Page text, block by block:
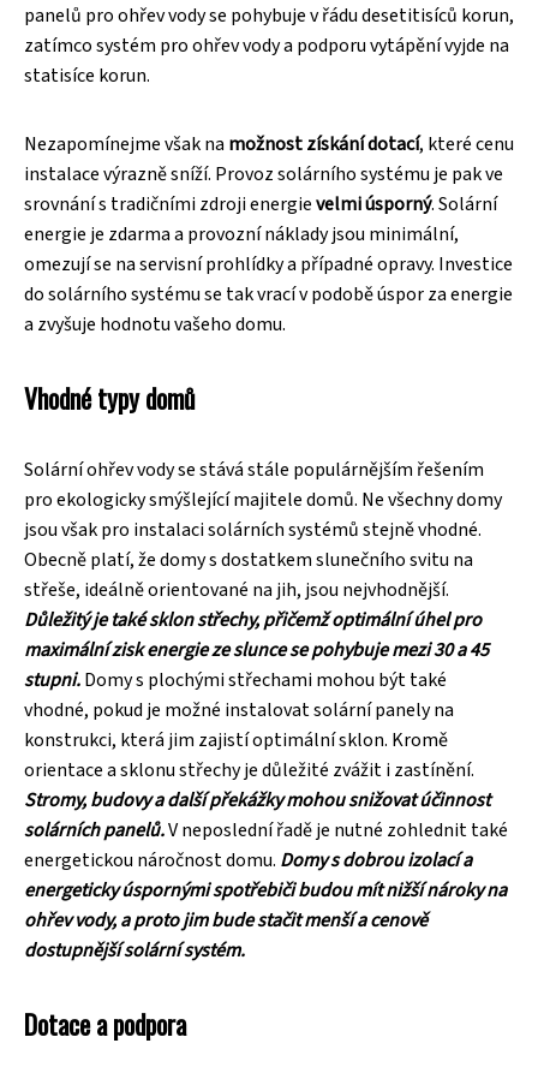
panelů pro ohřev vody se pohybuje v řádu desetitisíců korun,
zatímco systém pro ohřev vody a podporu vytápění vyjde na
statisíce korun.
Nezapomínejme však na možnost získání dotací, které cenu
instalace výrazně sníží. Provoz solárního systému je pak ve
srovnání s tradičními zdroji energievelmi úsporný. Solární
energie je zdarma a provozní náklady jsou minimální,
omezují se na servisní prohlídky a případné opravy. Investice
do solárního systému se tak vrací v podobě úspor za energie
a zvyšuje hodnotu vašeho domu.
Vhodné typy domů
Solární ohřev vody se stává stále populárnějším řešením
pro ekologicky smýšlející majitele domů. Ne všechny domy
jsou však pro instalaci solárních systémů stejně vhodné.
Obecně platí, že domy s dostatkem slunečního svitu na
střeše, ideálně orientované na jih, jsou nejvhodnější.
Důležitý je také sklon střechy, přičemž optimální úhel pro
maximální zisk energie ze slunce se pohybuje mezi 30 a 45
stupni.Domy s plochými střechami mohou být také
vhodné, pokud je možné instalovat solární panely na
konstrukci, která jim zajistí optimální sklon. Kromě
orientace a sklonu střechy je důležité zvážit i zastínění.
Stromy, budovy a další překážky mohou snižovat účinnost
solárních panelů.V neposlední řadě je nutné zohlednit také
energetickou náročnost domu. Domy s dobrou izolací a
energeticky úspornými spotřebiči budou mít nižší nároky na
ohřev vody, a proto jim bude stačit menší a cenově
dostupnější solární systém.
Dotace a podpora